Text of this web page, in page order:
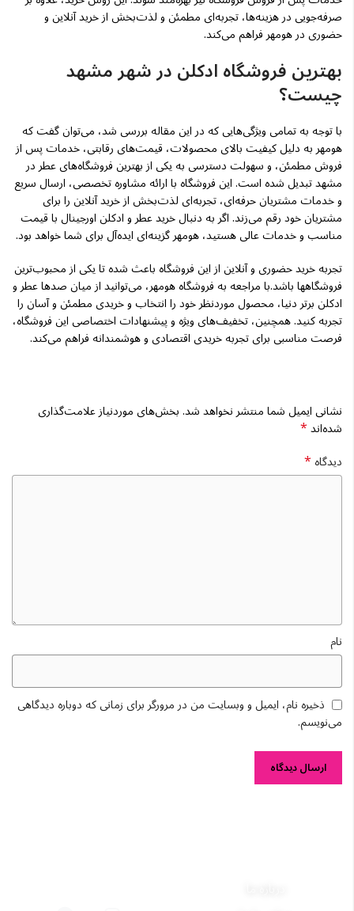
صرفه‌جویی در هزینه‌ها، تجربه‌ای مطمئن و لذت‌بخش از خرید آنلاین و
حضوری در هومهر فراهم می‌کند.
بهترین فروشگاه ادکلن در شهر مشهد
چیست؟
با توجه به تمامی ویژگی‌هایی که در این مقاله بررسی شد، می‌توان گفت که
هومهر به دلیل کیفیت بالای محصولات، قیمت‌های رقابتی، خدمات پس از
فروش مطمئن، و سهولت دسترسی به یکی از بهترین فروشگاه‌های عطر در
مشهد تبدیل شده است. این فروشگاه با ارائه مشاوره تخصصی، ارسال سریع
و خدمات مشتریان حرفه‌ای، تجربه‌ای لذت‌بخش از خرید آنلاین را برای
مشتریان خود رقم می‌زند. اگر به دنبال خرید عطر و ادکلن اورجینال با قیمت
مناسب و خدمات عالی هستید، هومهر گزینه‌ای ایده‌آل برای شما خواهد بود.
تجربه خرید حضوری و آنلاین از این فروشگاه باعث شده تا یکی از محبوب‌ترین
فروشگاهها باشد.با مراجعه به فروشگاه هومهر، می‌توانید از میان صدها عطر و
ادکلن برتر دنیا، محصول موردنظر خود را انتخاب و خریدی مطمئن و آسان را
تجربه کنید. همچنین، تخفیف‌های ویژه و پیشنهادات اختصاصی این فروشگاه،
فرصت مناسبی برای تجربه خریدی اقتصادی و هوشمندانه فراهم می‌کند.
نشانی ایمیل شما منتشر نخواهد شد.بخش‌های موردنیاز علامت‌گذاری
شده‌اند*
دیدگاه *
نام
ذخیره نام، ایمیل و وبسایت من در مرورگر برای زمانی که دوباره دیدگاهی
می‌نویسم.